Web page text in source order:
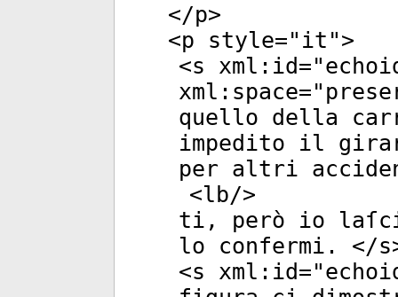
</p>
<p style=" it ">
<s xml:id="
xml:space="
quello della
impedito il
per altri
<lb/>
ti, però io
lo confermi. </s
<s xml:id="